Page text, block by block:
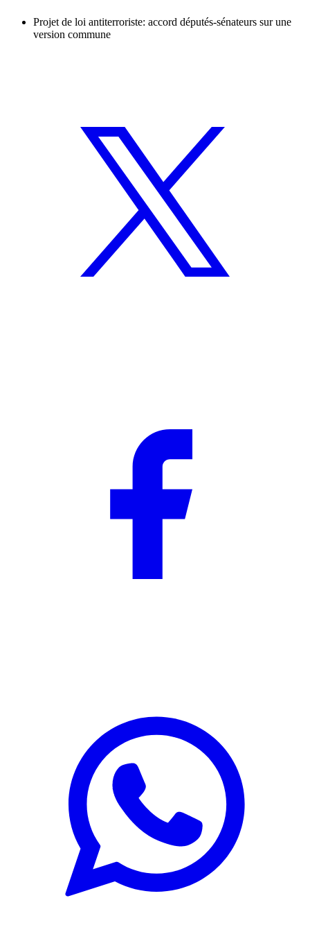
Projet de loi antiterroriste: accord députés-sénateurs sur une
version commune